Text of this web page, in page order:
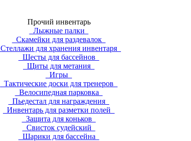
Прочий инвентарь
Лыжные палки
Скамейки для раздевалок
Стеллажи для хранения инвентаря
Шесты для бассейнов
Щиты для метания
Игры
Тактические доски для тренеров
Велосипедная парковка
Пьедестал для награждения
Инвентарь для разметки полей
Защита для коньков
Свисток судейский
Шарики для бассейна